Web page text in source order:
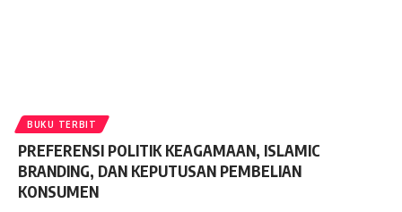
BUKU TERBIT
PREFERENSI POLITIK KEAGAMAAN, ISLAMIC
BRANDING, DAN KEPUTUSAN PEMBELIAN
KONSUMEN